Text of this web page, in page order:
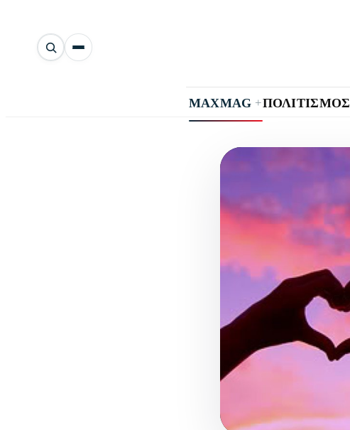
Αναζήτηση
άρθρων
MAXMAG +ΠΟΛΙΤΙΣΜΟΣ